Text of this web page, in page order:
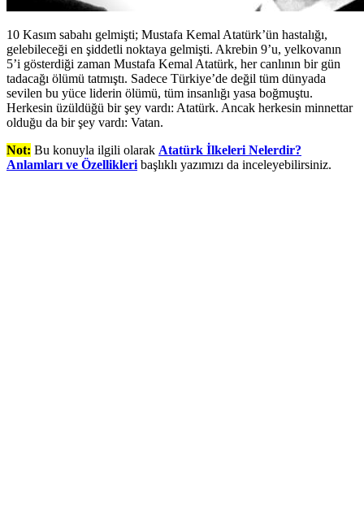
10 Kasım sabahı gelmişti; Mustafa Kemal Atatürk’ün hastalığı,
gelebileceği en şiddetli noktaya gelmişti. Akrebin 9’u, yelkovanın
5’i gösterdiği zaman Mustafa Kemal Atatürk, her canlının bir gün
tadacağı ölümü tatmıştı. Sadece Türkiye’de değil tüm dünyada
sevilen bu yüce liderin ölümü, tüm insanlığı yasa boğmuştu.
Herkesin üzüldüğü bir şey vardı: Atatürk. Ancak herkesin minnettar
olduğu da bir şey vardı: Vatan.
Not: Bu konuyla ilgili olarak Atatürk İlkeleri Nelerdir?
Anlamları ve Özellikleri başlıklı yazımızı da inceleyebilirsiniz.